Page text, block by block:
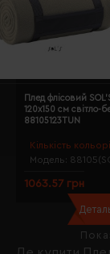
Кількість
Модель:
Плед флісовий
120х150 см
88105123TUN
1063.57 грн